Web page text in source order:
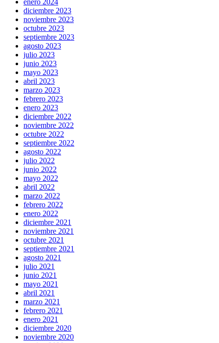
enero 2024
diciembre 2023
noviembre 2023
octubre 2023
septiembre 2023
agosto 2023
julio 2023
junio 2023
mayo 2023
abril 2023
marzo 2023
febrero 2023
enero 2023
diciembre 2022
noviembre 2022
octubre 2022
septiembre 2022
agosto 2022
julio 2022
junio 2022
mayo 2022
abril 2022
marzo 2022
febrero 2022
enero 2022
diciembre 2021
noviembre 2021
octubre 2021
septiembre 2021
agosto 2021
julio 2021
junio 2021
mayo 2021
abril 2021
marzo 2021
febrero 2021
enero 2021
diciembre 2020
noviembre 2020